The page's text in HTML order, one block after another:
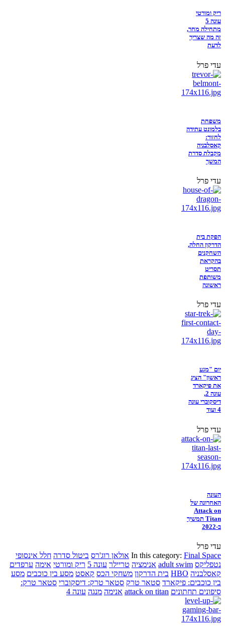
ריק ומורטי
עונה 5
מתחילה מחר,
זה מה שצריך
לדעת
עדי פרל
משפחת
בלמונט עתידה
לחזור:
קאסלבניה
מקבלת סדרת
המשך
עדי פרל
הפקת בית
הדרקון החלה,
השחקנים
בהקראת
תסריט
משותפת
ראשונה
עדי פרל
יום "מגע
ראשון" הציג
את פיקארד
עונה 2,
דיסקוברי עונה
4 ועוד
עדי פרל
העונה
האחרונה של
Attack on
Titan תמשיך
ב-2022
עדי פרל
In this category: Final Space אולאן רוג'רס ביטול סדרה חלל אינסופי
נטפליקס adult swim אנימציה טריילר עונה 5 ריק ומורטי אימה ערפדים
קאסלבניה HBO בית הדרקון משחקי הכס קאסט מסע בין כוכבים מסע
בין כוכבים: פיקארד סטאר טרק סטאר טרק: דיסקוברי סטאר טרק:
סיפונים תחתונים attack on titan אנימה מנגה עונה 4